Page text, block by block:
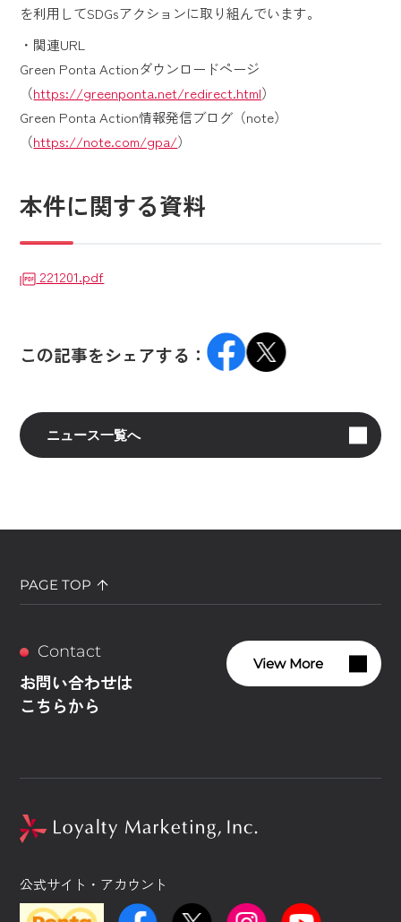
を利用してSDGsアクションに取り組んでいます。
・関連URL
Green Ponta Actionダウンロードページ
（https://greenponta.net/redirect.html）
Green Ponta Action情報発信ブログ（note）
（https://note.com/gpa/）
本件に関する資料
221201.pdf
この記事をシェアする：
ニュース一覧へ
PAGE TOP
Contact
お問い合わせは
こちらから
View More
公式サイト・アカウント